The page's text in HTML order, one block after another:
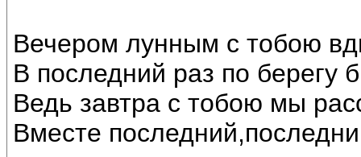
Вечером лунным с тобою
В последний раз по берегу
Ведь завтра с тобою мы
Вместе